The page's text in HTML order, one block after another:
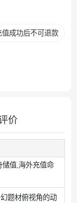
值成功后不可退款
价
储值,海外充值命
题材俯视角的动